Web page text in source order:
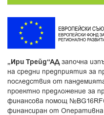
„Ири Трейд“АДзапочна
на средни предприятия за
последствия от
проектно предложение за
финансова помощ
финансиран от Оперативна